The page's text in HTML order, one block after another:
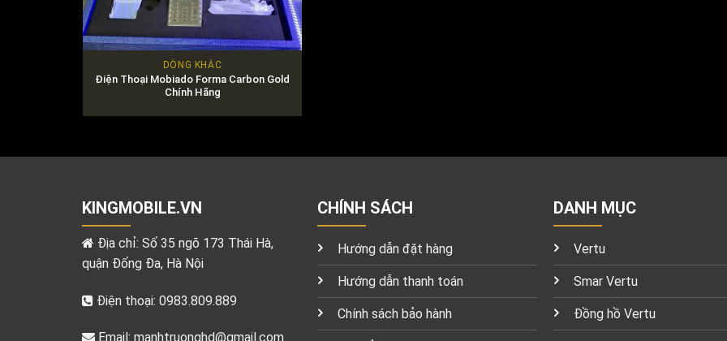
DÒNG KHÁC
Điện Thoại Mobiado Forma Carbon Gold
Chính Hãng
KINGMOBILE.VN
Địa chỉ: Số 35 ngõ 173 Thái Hà,
quận Đống Đa, Hà Nội
Điện thoại: 0983.809.889
Email: manhtruonghd@gmail.com
CHÍNH SÁCH
Hướng dẫn đặt hàng
Hướng dẫn thanh toán
Chính sách bảo hành
DANH MỤC
Vertu
Smar Vertu
Đồng hồ Vertu